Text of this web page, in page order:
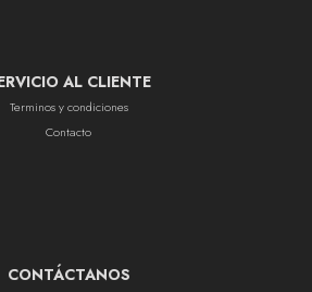
AL CLIENTE
Terminos y condiciones
Contacto
CONTÁCTANOS